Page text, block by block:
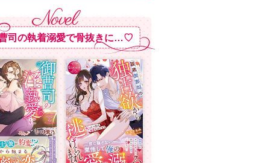
司の執着溺愛で骨抜きに…♡